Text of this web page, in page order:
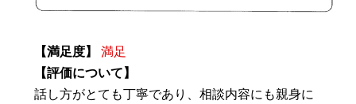
【満足度】
満足
【評価について】
話し方がとても丁寧であり、相談内容にも親身に